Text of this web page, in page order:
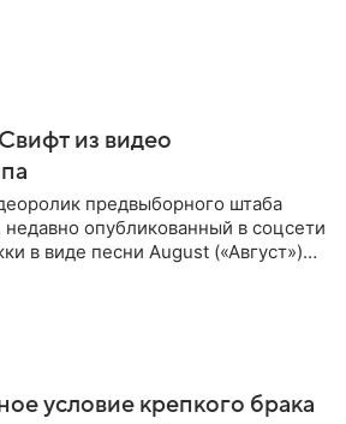
из видео
предвыборного штаба
опубликованный в соцсети
в виде песни August («Август»)
условие крепкого брака